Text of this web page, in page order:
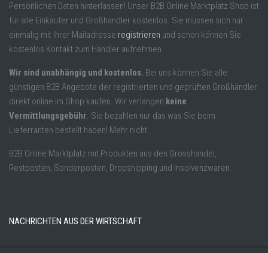
Persönlichen Daten hinterlassen! Unser B2B Online Marktplatz Shop ist
für alle Einkäufer und Großhändler kostenlos. Sie müssen sich nur
einmalig mit Ihrer Mailadresse registrieren und schon können Sie
kostenlos Kontakt zum Händler aufnehmen.
Wir sind unabhängig und kostenlos. Bei uns können Sie alle
günstigen B2B Angebote der registrierten und geprüften Großhändler
direkt online im Shop kaufen. Wir verlangen keine
Vermittlungsgebühr. Sie bezahlen nur das was Sie beim
Lieferranten bestellt haben! Mehr nicht.
B2B Online Marktplatz mit Produkten aus den Grosshandel,
Restposten, Sonderposten, Dropshipping und Insolvenzwaren.
NACHRICHTEN AUS DER WIRTSCHAFT